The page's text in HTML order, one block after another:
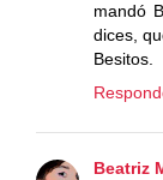
mandó
dices,
Besitos.
Beatriz